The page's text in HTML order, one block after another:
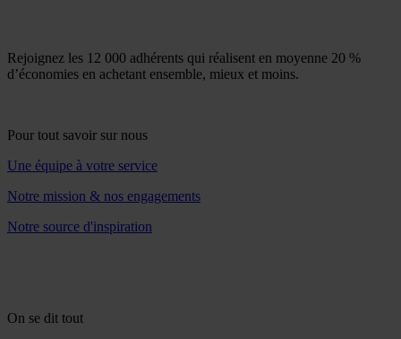
Rejoignez les 12 000 adhérents qui réalisent en moyenne 20 %
d’économies en achetant ensemble, mieux et moins.
Pour tout savoir sur nous
Une équipe à votre service
Notre mission & nos engagements
Notre source d'inspiration
On se dit tout